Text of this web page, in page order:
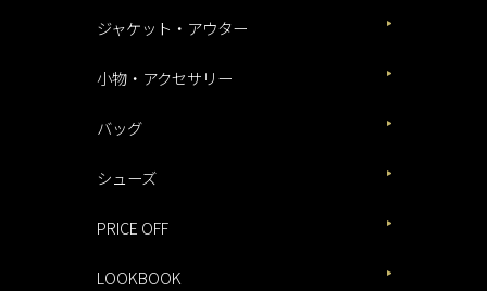
ジャケット・アウター
小物・アクセサリー
バッグ
シューズ
PRICE OFF
LOOKBOOK